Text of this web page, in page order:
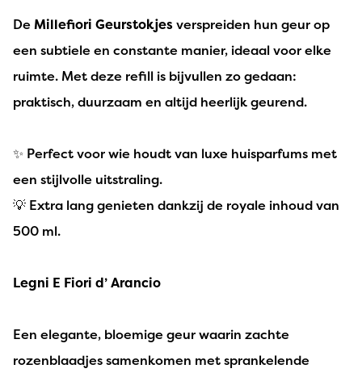
De Millefiori Geurstokjesverspreiden hun geur op
een subtiele en constante manier, ideaal voor elke
ruimte. Met deze refill is bijvullen zo gedaan:
praktisch, duurzaam en altijd heerlijk geurend.
✨ Perfect voor wie houdt van luxe huisparfums met
een stijlvolle uitstraling.
💡 Extra lang genieten dankzij de royale inhoud van
500 ml.
Legni E Fiori d’ Arancio
Een elegante, bloemige geur waarin zachte
rozenblaadjes samenkomen met sprankelende